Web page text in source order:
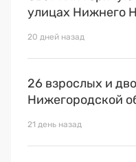
улицах Нижнего
20 дней назад
26 взрослых и
Нижегородской
21 день назад